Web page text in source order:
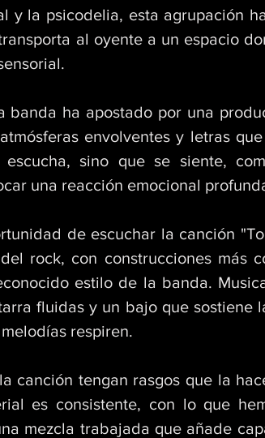
y la psicodelia, esta agrupación
al oyente a un espacio
banda ha apostado por una
envolventes y letras
sino que se siente,
una reacción emocional
de escuchar la canción
rock, con construcciones más
estilo de la banda.
fluidas y un bajo que sostiene
respiren.
canción tengan rasgos que la
es consistente, con lo que
mezcla trabajada que añade